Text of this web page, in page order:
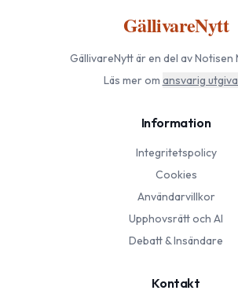
GällivareNytt
GällivareNyttär en del av Notisen
Läs mer om ansvarig
Information
Integritetspolicy
Cookies
Användarvillkor
Upphovsrätt och AI
Debatt & Insändare
Kontakt